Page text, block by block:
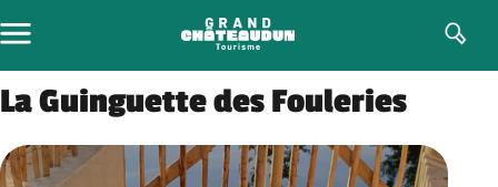
au
contenu
La Guinguette des Fouleries